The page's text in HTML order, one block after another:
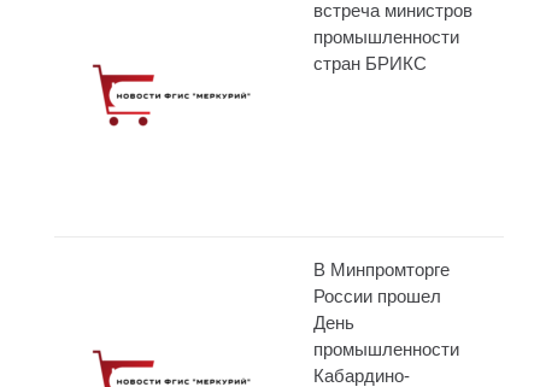
встреча министров
промышленности
стран БРИКС
В Минпромторге
России прошел
День
промышленности
Кабардино-